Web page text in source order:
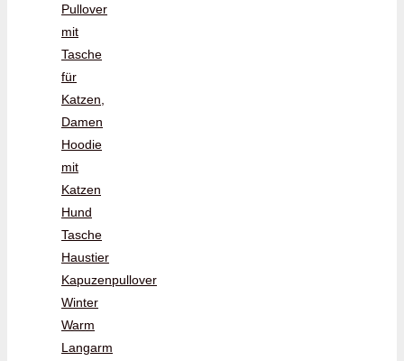
Pullover
mit
Tasche
für
Katzen,
Damen
Hoodie
mit
Katzen
Hund
Tasche
Haustier
Kapuzenpullover
Winter
Warm
Langarm